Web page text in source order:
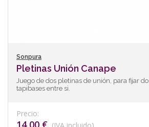
Sonpura
Pletinas Unión Canape
Juego de dos pletinas de unión, para fijar
tapibases entre si.
Precio:
14,00 €